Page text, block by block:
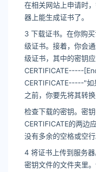
在相关网站上申请时
器上能生成证书了。
3 下载证书。在你购
级证书。接着，你会
级证书，其中的密钥
CERTIFICATE-----
CERTIFICATE-----"
之前，你要先将其转换
检查下载的密钥。密
CERTIFICATE的两边
没有多余的空格或空行
4 将证书上传到服务
密钥文件的文件夹里